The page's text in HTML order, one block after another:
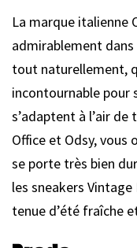
La marque italienne
admirablement
tout naturellement,
incontournable pour
s’adaptent à l’air
Office et Odsy, vous
se porte très bien
les sneakers
tenue d’été fraîche